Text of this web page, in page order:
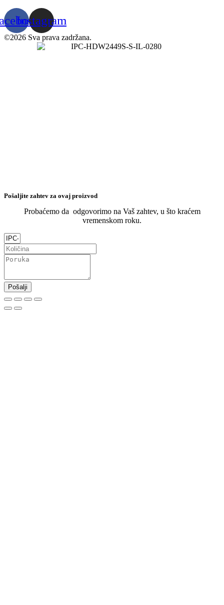
Instagram
©2026 Sva prava zadržana.
Pošaljite zahtev za ovaj proizvod
Probaćemo da odgovorimo na Vaš zahtev, u što kraćem
vremenskom roku.
Pošalji